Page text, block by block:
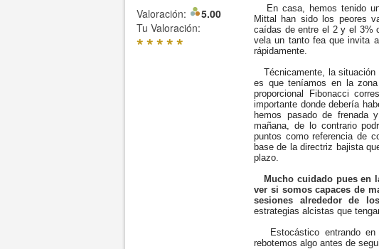
Valoración:
5.00
Tu Valoración:
*****
En casa, hemos tenido
Mittal han sido los peores
caídas de entre el 2 y el 3%
vela un tanto fea que invita
rápidamente.
Técnicamente, la situación
es que teníamos en la
proporcional Fibonacci
importante donde debería
hemos pasado de frenada
mañana, de lo contrario
puntos como referencia de
base de la directriz bajista
plazo.
Mucho cuidado pues en
ver si somos capaces de
sesiones alrededor de
estrategias alcistas que
Estocástico entrando en
rebotemos algo antes de